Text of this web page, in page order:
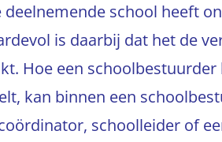
school heeft
is daarbij dat het de
Hoe een
kan binnen een
schoolleider of